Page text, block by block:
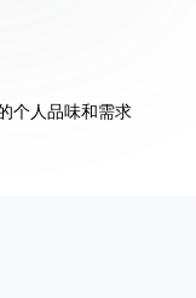
个人品味和需求